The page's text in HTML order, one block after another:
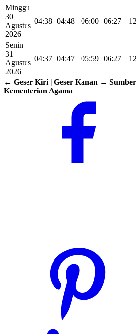
Minggu
30
Agustus
2026
04:38 04:48 06:00 06:27
Senin
31
Agustus
2026
04:37 04:47 05:59 06:27
← Geser Kiri | Geser Kanan →
Kementerian Agama